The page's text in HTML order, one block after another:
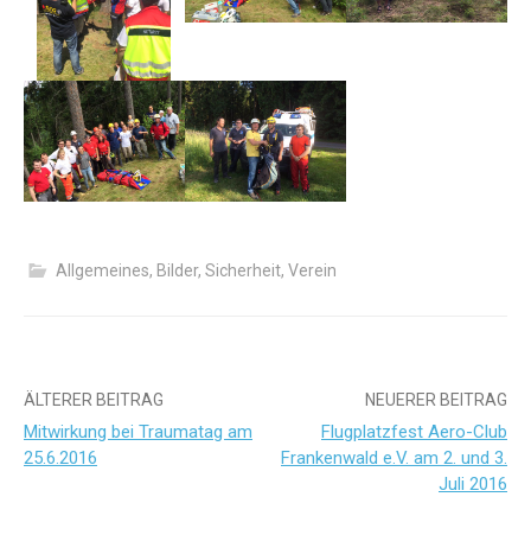
Allgemeines, Bilder, Sicherheit, Verein
Beitrags-
Navigation
ÄLTERER BEITRAG
Mitwirkung bei Traumatag am
25.6.2016
NEUERER BEITRAG
Flugplatzfest Aero-Club
Frankenwald e.V. am 2. und 3.
Juli 2016